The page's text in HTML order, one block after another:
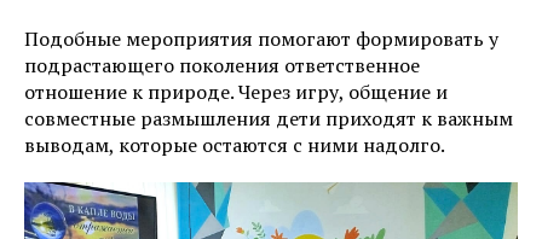
Подобные мероприятия помогают формировать у
подрастающего поколения ответственное
отношение к природе. Через игру, общение и
совместные размышления дети приходят к важным
выводам, которые остаются с ними надолго.